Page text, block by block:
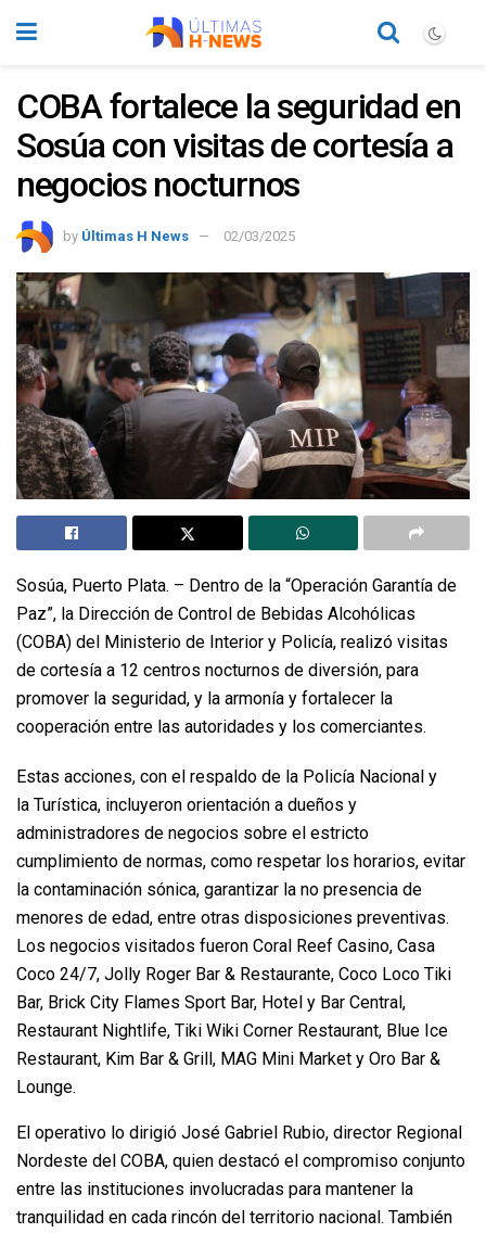
COBA fortalece la seguridad en
Sosúa con visitas de cortesía a
negocios nocturnos
by Últimas H News 02/03/2025
Sosúa, Puerto Plata. – Dentro de la “Operación Garantía de
Paz”, la Dirección de Control de Bebidas Alcohólicas
(COBA) del Ministerio de Interior y Policía, realizó visitas
de cortesía a 12 centros nocturnos de diversión, para
promover la seguridad, y la armonía y fortalecer la
cooperación entre las autoridades y los comerciantes.
Estas acciones, con el respaldo de la Policía Nacional y
la Turística, incluyeron orientación a dueños y
administradores de negocios sobre el estricto
cumplimiento de normas, como respetar los horarios, evitar
la contaminación sónica, garantizar la no presencia de
menores de edad, entre otras disposiciones preventivas.
Los negocios visitados fueron Coral Reef Casino, Casa
Coco 24/7, Jolly Roger Bar & Restaurante, Coco Loco Tiki
Bar, Brick City Flames Sport Bar, Hotel y Bar Central,
Restaurant Nightlife, Tiki Wiki Corner Restaurant, Blue Ice
Restaurant, Kim Bar & Grill, MAG Mini Market y Oro Bar &
Lounge.
El operativo lo dirigió José Gabriel Rubio, director Regional
Nordeste del COBA, quien destacó el compromiso conjunto
entre las instituciones involucradas para mantener la
tranquilidad en cada rincón del territorio nacional. También